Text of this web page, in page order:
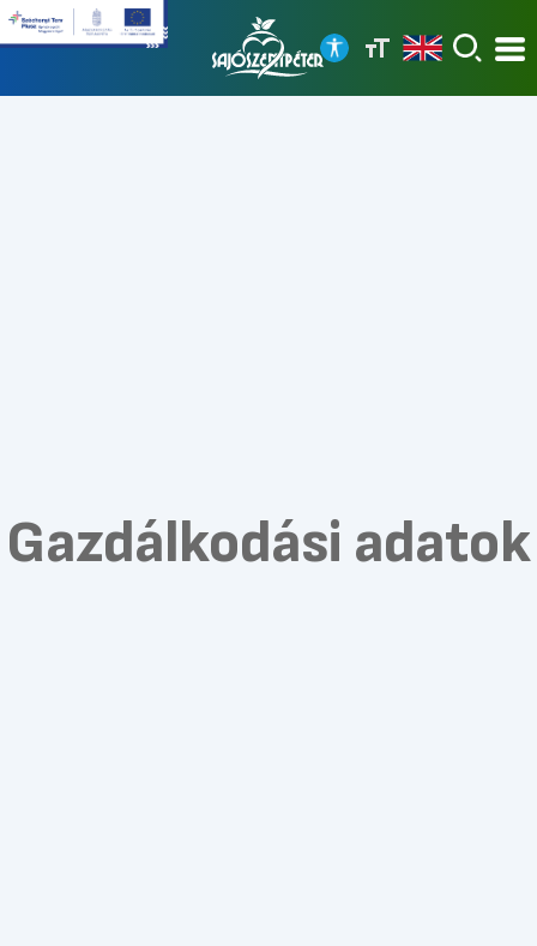
Gazdálkodási adatok